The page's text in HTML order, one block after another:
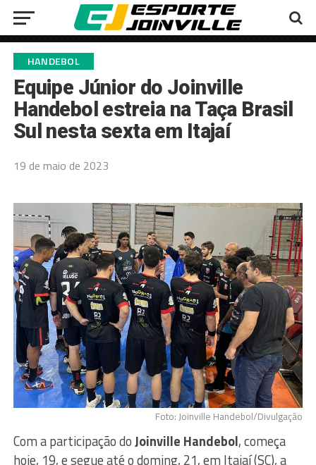
HANDEBOL
Equipe Júnior do Joinville
Handebol estreia na Taça Brasil
Sul nesta sexta em Itajaí
19 de maio de 2023
Foto: Joinville Handebol/Divulgação
Com a participação doJoinville Handebol, começa
hoje, 19, e segue até o doming, 21, em Itajaí (SC), a